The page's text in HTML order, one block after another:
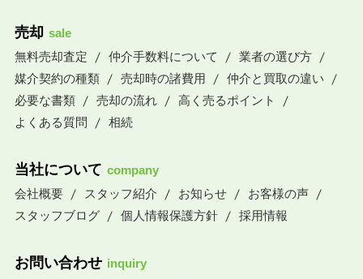
売却 sale
無料売却査定
仲介手数料について
業者の選び方
媒介契約の種類
売却時の諸費用
仲介と買取の違い
必要な書類
売却の流れ
高く売るポイント
よくある質問
相続
当社について company
会社概要
スタッフ紹介 お知らせ
お客様の声
スタッフブログ
個人情報保護方針 採用情報
お問い合わせ inquiry